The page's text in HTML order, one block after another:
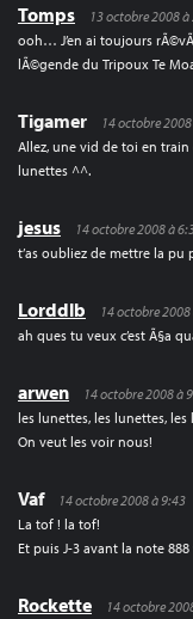
Tomps
13 octobre 2008
ooh… J’en ai toujours
lÃ©gende du Tripoux Te
Tigamer
14 octobre
Allez, une vid de toi en train
lunettes ^^.
jesus
14 octobre 2008 à
t’as oubliez de mettre la pu
Lorddlb
14 octobre
ah ques tu veux c’est Ã§a
arwen
14 octobre 2008 à
les lunettes, les lunettes, les
On veut les voir nous!
Vaf
14 octobre 2008 à 9:43
La tof ! la tof!
Et puis J-3 avant la note
Rockette
14 octobre